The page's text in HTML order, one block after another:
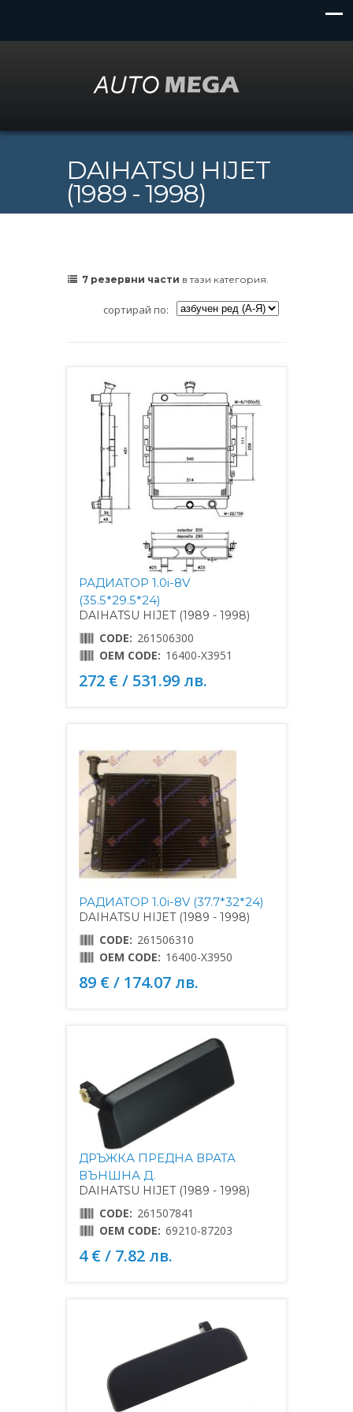
DAIHATSU HIJET
(1989 - 1998)
7 резервни части в тази категория.
сортирай по:
РАДИАТОР 1.0i-8V
(35.5*29.5*24)
DAIHATSU HIJET (1989 - 1998)
CODE: 261506300
OEM CODE: 16400-X3951
272 € / 531.99 лв.
РАДИАТОР 1.0i-8V (37.7*32*24)
DAIHATSU HIJET (1989 - 1998)
CODE: 261506310
OEM CODE: 16400-X3950
89 € / 174.07 лв.
ДРЪЖКА ПРЕДНА ВРАТА
ВЪНШНА Д.
DAIHATSU HIJET (1989 - 1998)
CODE: 261507841
OEM CODE: 69210-87203
4 € / 7.82 лв.